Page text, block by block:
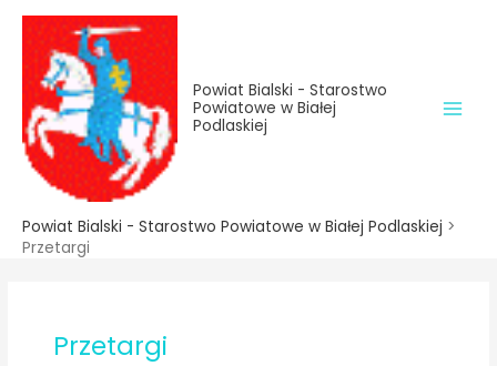
treści
Przejdź
treści
Powiat Bialski - Starostwo
Powiatowe w Białej
Podlaskiej
Powiat Bialski - Starostwo Powiatowe w Białej Podlaskiej >
Przetargi
Przetargi